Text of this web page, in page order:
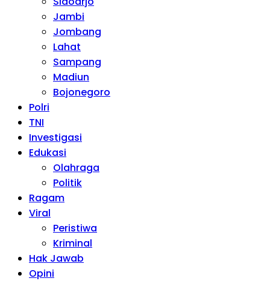
Jambi
Jombang
Lahat
Sampang
Madiun
Bojonegoro
Polri
TNI
Investigasi
Edukasi
Olahraga
Politik
Ragam
Viral
Peristiwa
Kriminal
Hak Jawab
Opini